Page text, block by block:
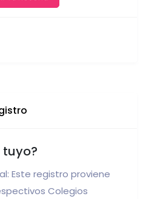
tuyo?
Este registro proviene
Colegios